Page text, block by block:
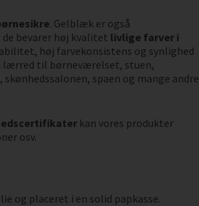
. Gelblæk er også
bevarer høj kvalitet livlige farver i
høj farvekonsistens og synlighed
lærred til børneværelset, stuen,
spaen og mange andre
kan vores produkter
osv.
og placeret i en solid papkasse.